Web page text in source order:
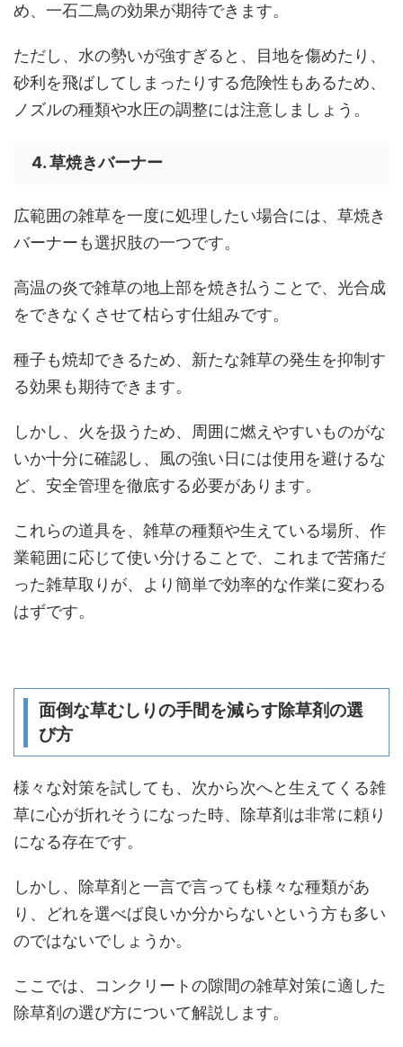
め、一石二鳥の効果が期待できます。
ただし、水の勢いが強すぎると、目地を傷めたり、
砂利を飛ばしてしまったりする危険性もあるため、
ノズルの種類や水圧の調整には注意しましょう。
4. 草焼きバーナー
広範囲の雑草を一度に処理したい場合には、草焼き
バーナーも選択肢の一つです。
高温の炎で雑草の地上部を焼き払うことで、光合成
をできなくさせて枯らす仕組みです。
種子も焼却できるため、新たな雑草の発生を抑制す
る効果も期待できます。
しかし、火を扱うため、周囲に燃えやすいものがな
いか十分に確認し、風の強い日には使用を避けるな
ど、安全管理を徹底する必要があります。
これらの道具を、雑草の種類や生えている場所、作
業範囲に応じて使い分けることで、これまで苦痛だ
った雑草取りが、より簡単で効率的な作業に変わる
はずです。
面倒な草むしりの手間を減らす除草剤の選
び方
様々な対策を試しても、次から次へと生えてくる雑
草に心が折れそうになった時、除草剤は非常に頼り
になる存在です。
しかし、除草剤と一言で言っても様々な種類があ
り、どれを選べば良いか分からないという方も多い
のではないでしょうか。
ここでは、コンクリートの隙間の雑草対策に適した
除草剤の選び方について解説します。